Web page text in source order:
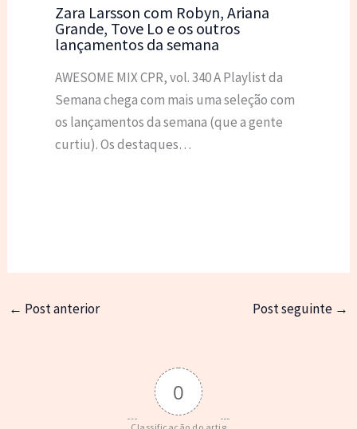
Zara Larsson com Robyn, Ariana
Grande, Tove Lo e os outros
lançamentos da semana
AWESOME MIX CPR, vol. 340 A Playlist da
Semana chega com mais uma seleção com
os lançamentos da semana (que a gente
curtiu). Os destaques…
← Post anterior Post seguinte →
0